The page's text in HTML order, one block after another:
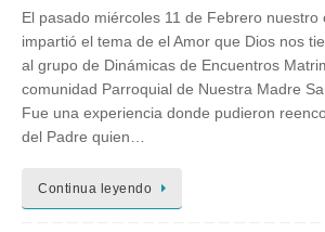
El pasado miércoles 11 de Febrero nuestro
impartió el tema de el Amor que Dios nos
al grupo de Dinámicas de Encuentros
comunidad Parroquial de Nuestra Madre
Fue una experiencia donde pudieron
del Padre quien…
Continua leyendo